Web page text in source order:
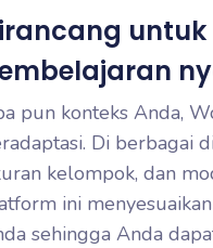
untuk
pun konteks Anda,
Di berbagai
kelompok, dan
ini
sehingga Anda